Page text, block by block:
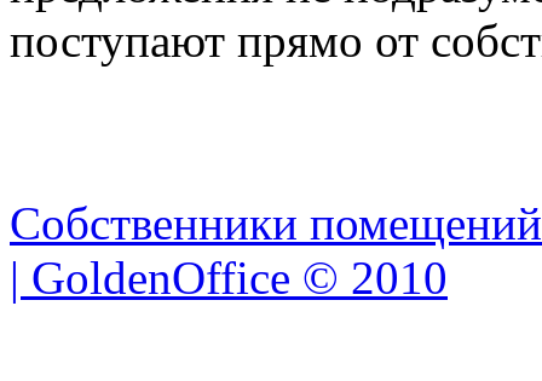
поступают прямо от
Собственники
| GoldenOffice © 2010